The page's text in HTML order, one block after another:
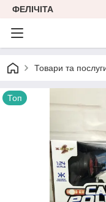
ФЕЛІЧІТА
Товари та
Топ